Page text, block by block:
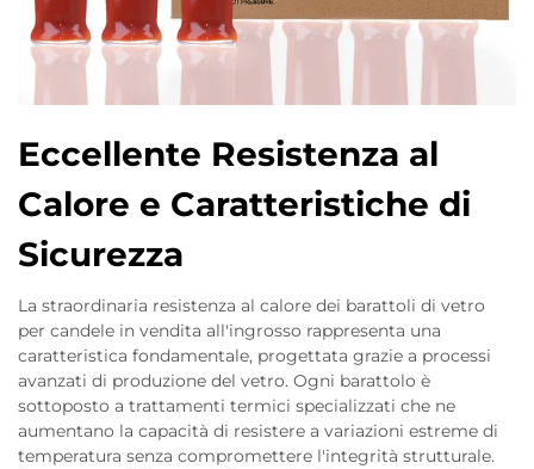
Eccellente Resistenza al
Calore e Caratteristiche di
Sicurezza
La straordinaria resistenza al calore dei barattoli di vetro
per candele in vendita all'ingrosso rappresenta una
caratteristica fondamentale, progettata grazie a processi
avanzati di produzione del vetro. Ogni barattolo è
sottoposto a trattamenti termici specializzati che ne
aumentano la capacità di resistere a variazioni estreme di
temperatura senza compromettere l'integrità strutturale.